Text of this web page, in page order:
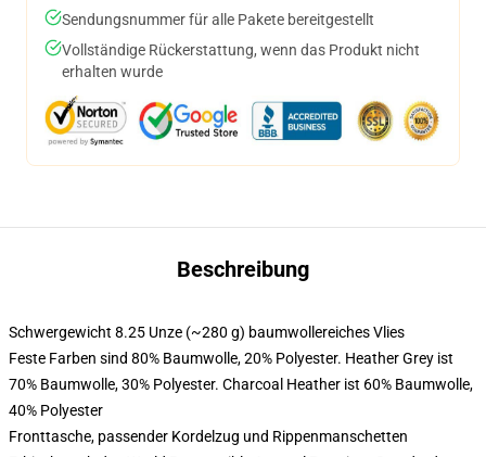
Sendungsnummer für alle Pakete bereitgestellt
Vollständige Rückerstattung, wenn das Produkt nicht
erhalten wurde
Beschreibung
Schwergewicht 8.25 Unze (~280 g) baumwollereiches Vlies
Feste Farben sind 80% Baumwolle, 20% Polyester. Heather Grey ist
70% Baumwolle, 30% Polyester. Charcoal Heather ist 60% Baumwolle,
40% Polyester
Fronttasche, passender Kordelzug und Rippenmanschetten